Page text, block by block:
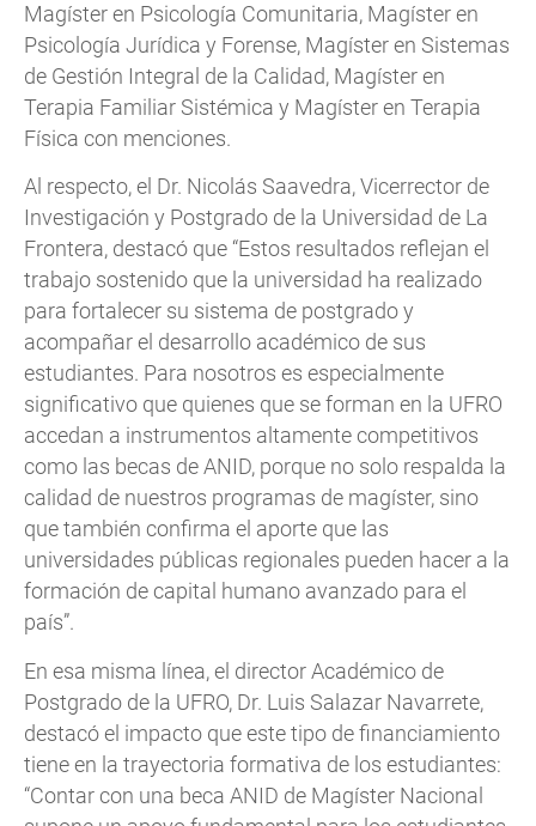
Magíster en Psicología Comunitaria, Magíster en
Psicología Jurídica y Forense, Magíster en Sistemas
de Gestión Integral de la Calidad, Magíster en
Terapia Familiar Sistémica y Magíster en Terapia
Física con menciones.
Al respecto, el Dr. Nicolás Saavedra, Vicerrector de
Investigación y Postgrado de la Universidad de La
Frontera, destacó que “Estos resultados reflejan el
trabajo sostenido que la universidad ha realizado
para fortalecer su sistema de postgrado y
acompañar el desarrollo académico de sus
estudiantes. Para nosotros es especialmente
significativo que quienes que se forman en la UFRO
accedan a instrumentos altamente competitivos
como las becas de ANID, porque no solo respalda la
calidad de nuestros programas de magíster, sino
que también confirma el aporte que las
universidades públicas regionales pueden hacer a la
formación de capital humano avanzado para el
país”.
En esa misma línea, el director Académico de
Postgrado de la UFRO, Dr. Luis Salazar Navarrete,
destacó el impacto que este tipo de financiamiento
tiene en la trayectoria formativa de los estudiantes:
“Contar con una beca ANID de Magíster Nacional